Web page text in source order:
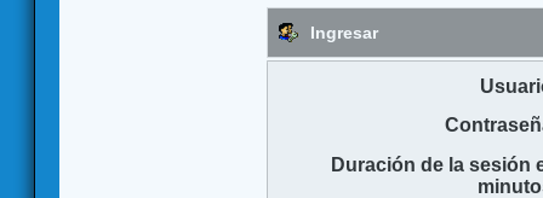
Ingresar
Duración de la sesión